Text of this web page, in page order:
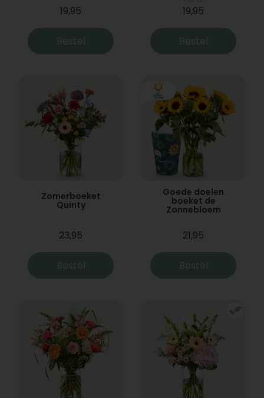
19,95
Bestel
19,95
Bestel
Zomerboeket
Quinty
23,95
Bestel
Goede doelen
boeket de
Zonnebloem
21,95
Bestel